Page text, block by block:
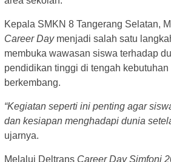
Kepala SMKN 8 Tangerang Selatan,
Career Daymenjadi salah satu
membuka wawasan siswa terhadap
pendidikan tinggi di tengah
berkembang.
“Kegiatan seperti ini penting agar
dan kesiapan menghadapi dunia
ujarnya.
Melalui Deltrans Career Day Simfoni